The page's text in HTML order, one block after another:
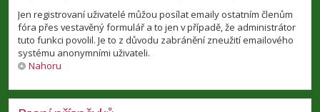
Jen registrovaní uživatelé můžou posílat emaily ostatním členům
fóra přes vestavěný formulář a to jen v případě, že administrátor
tuto funkci povolil. Je to z důvodu zabránění zneužití emailového
systému anonymními uživateli.
Nahoru